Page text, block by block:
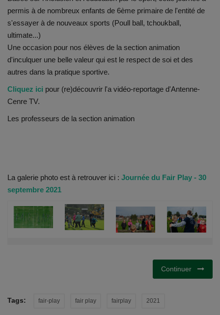
Activation email
Internats
Documents
Services
Contacts
permis à de nombreux enfants de 6ème primaire de l'entité de
s'essayer à de nouveaux sports (Poull ball, tchoukball,
ultimate...)
Une occasion pour nos élèves de la section animation
d'inculquer une belle valeur qui est le respect de soi et des
autres dans la pratique sportive.
Cliquez ici pour (re)découvrir l'a vidéo-reportage d'Antenne-
Cenre TV.
Les professeurs de la section animation
La galerie photo est à retrouver ici : Journée du Fair Play - 30
septembre 2021
Continuer
Tags: fair-play fair play fairplay 2021